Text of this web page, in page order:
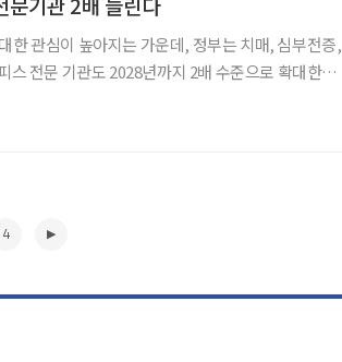
한 관심이 높아지는 가운데, 정부는 치매, 심부전증,
전문 기관도 2028년까지 2배 수준으로 확대한다는
4